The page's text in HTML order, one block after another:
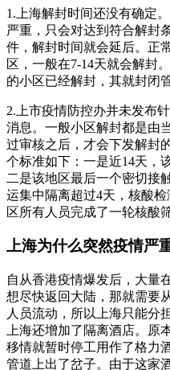
1.上海解封时间还没有确定
严重，只会对达到符合解封
件，解封时间就会延后。正
区，一般在7-14天就会解封
的小区已经解封，其就封闭
2.上市疫情防控办并未发布
消息。一般小区解封都是由
过审核之后，才会下发解封
个标准如下：一是近14天，
二是该地区最后一个密切接
运集中隔离超过4天，核酸
区所有人员完成了一轮核酸
上海为什么突然疫情严
自从香港疫情爆发后，大量
想尽快返回大陆，那就需要
人员流动，所以上海只能分
上海还增加了隔离酒店。原
移情就暂时停工用作了格力
管道上出了岔子。由于这家